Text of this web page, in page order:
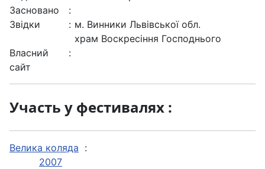
Засновано
:
Звідки
: м. Винники Львівської обл.
храм Воскресіння Господнього
Власний
сайт
:
Участь у фестивалях :
Велика коляда :
2007